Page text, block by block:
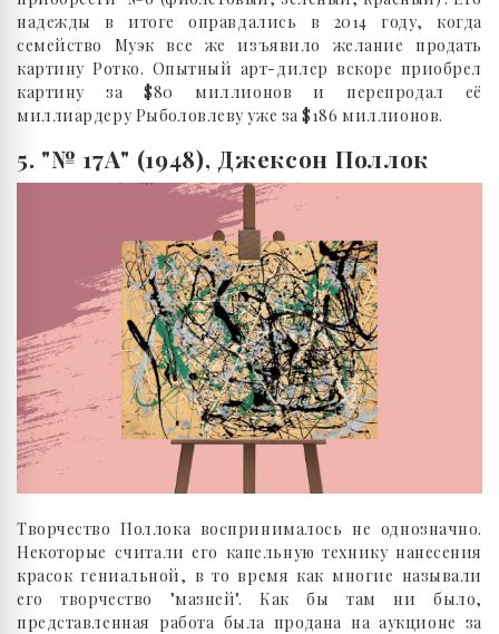
надежды в итоге оправдались в 2014 году, когда
семейство Муэк все же изъявило желание продать
картину Ротко. Опытный арт-дилер вскоре приобрел
картину за $80 миллионов и перепродал её
миллиардеру Рыболовлеву уже за $186 миллионов.
5. "№ 17А" (1948), Джексон Поллок
Творчество Поллока воспринималось не однозначно.
Некоторые считали его капельную технику нанесения
красок гениальной, в то время как многие называли
его творчество "мазней". Как бы там ни было,
представленная работа была продана на аукционе за